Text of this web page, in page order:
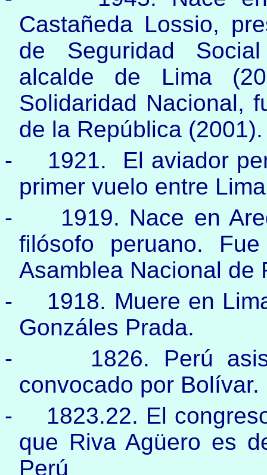
Castañeda Lossio,
de Seguridad
alcalde de Lima
Solidaridad Nacional,
de la República (2001).
-
1921. El aviador
primer vuelo entre
-
1919. Nace en
filósofo peruano.
Asamblea Nacional de
-
1918. Muere en
Gonzáles Prada.
-
1826. Perú
convocado por Bolívar.
-
1823.22. El
que Riva Agüero es
Perú